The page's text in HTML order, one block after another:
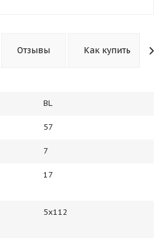
Отзывы Как купить
BL
57
7
17
5x112